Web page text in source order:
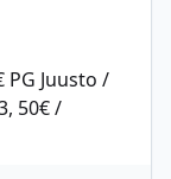
PG Juusto /
50€ /